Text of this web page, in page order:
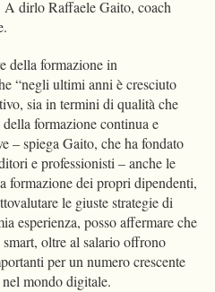
A dirlo Raffaele Gaito, coach
della formazione in
“negli ultimi anni è cresciuto
sia in termini di qualità che
formazione continua e
– spiega Gaito, che ha fondato
e professionisti – anche le
formazione dei propri dipendenti,
le giuste strategie di
esperienza, posso affermare che
oltre al salario offrono
per un numero crescente
mondo digitale.